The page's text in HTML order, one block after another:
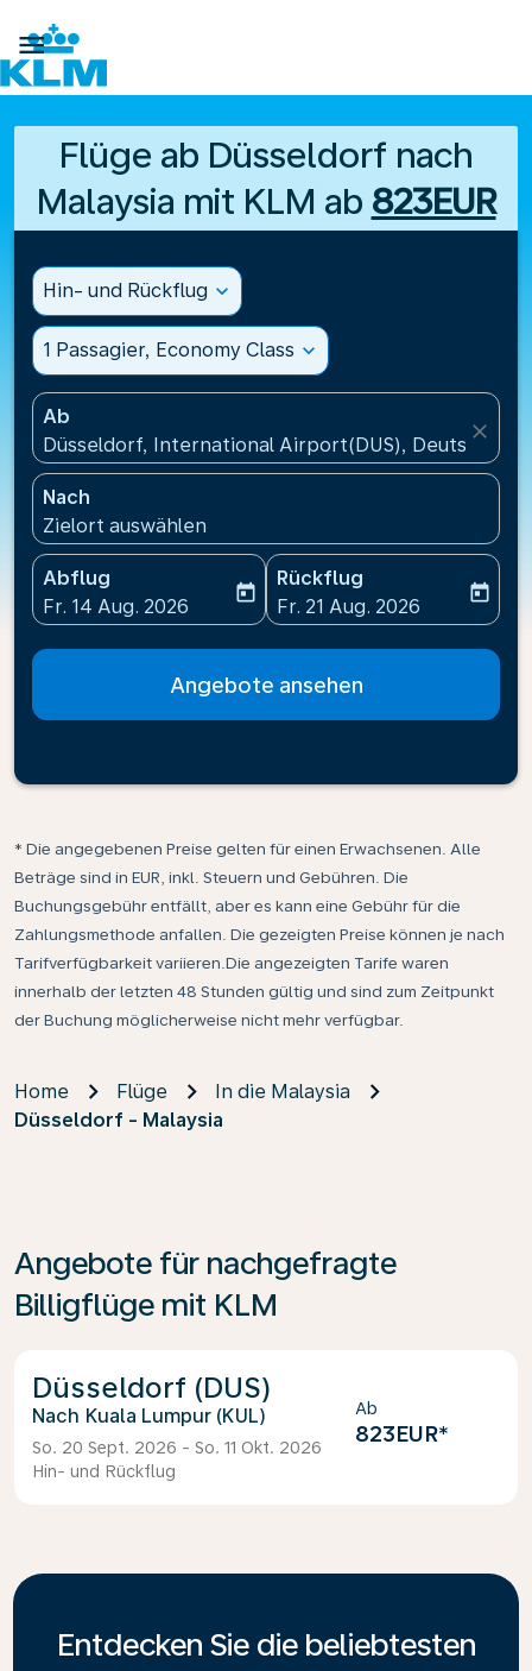

Flüge ab Düsseldorf nach
Malaysia mit KLM ab 823EUR
Hin- und Rückflug expand_more
1 Passagier, Economy Class expand_more
Ab
Düsseldorf, International Airport(DUS), Deutschland
close
Nach
Zielort auswählen
Abflug
fc-booking-departure-date-aria-label
Fr. 14 Aug. 2026
today
Rückflug
fc-booking-return-date-
Fr. 21 Aug. 2026
today
Angebote ansehen
* Die angegebenen Preise gelten für einen Erwachsenen. Alle
Beträge sind in EUR, inkl. Steuern und Gebühren. Die
Buchungsgebühr entfällt, aber es kann eine Gebühr für die
Zahlungsmethode anfallen. Die gezeigten Preise können je nach
Tarifverfügbarkeit variieren.Die angezeigten Tarife waren
innerhalb der letzten 48 Stunden gültig und sind zum Zeitpunkt
der Buchung möglicherweise nicht mehr verfügbar.
Home Flüge
In die Malaysia
Düsseldorf - Malaysia
Angebote für nachgefragte
Billigflüge mit KLM
Düsseldorf (DUS)
Kuala Lumpur (KUL)
So. 20 Sept. 2026 - So. 11 Okt. 2026
Hin- und Rückflug
Ab
823EUR*
Entdecken Sie die beliebtesten